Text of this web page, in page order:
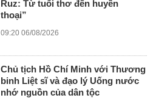
Ruz: Từ tuổi thơ đến huyền
thoại”
09:20 06/08/2026
Chủ tịch Hồ Chí Minh với Thương
binh Liệt sĩ và đạo lý Uống nước
nhớ nguồn của dân tộc